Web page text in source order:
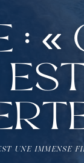
:
UNE IMMENSE